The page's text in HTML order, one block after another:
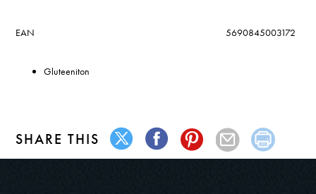
EAN 5690845003172
Gluteeniton
SHARE THIS